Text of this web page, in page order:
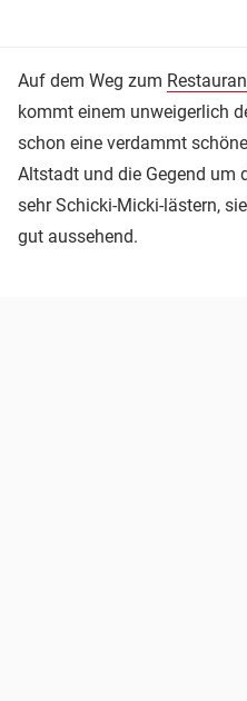
Auf dem Weg zum
kommt einem unweigerlich
schon eine verdammt
Altstadt und die Gegend
sehr Schicki-Micki-lästern,
gut aussehend.